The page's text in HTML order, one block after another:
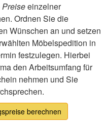
Preiseeinzelner
Ordnen Sie die
Wünschen an und setzen
Möbelspedition in
festzulegen. Hierbei
den Arbeitsumfang für
nehmen und Sie
berechnen